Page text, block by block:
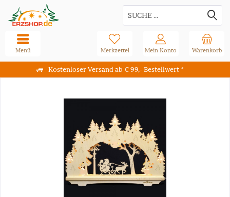
Kostenloser Versand ab € 99,- Bestellwert *
Warenkorb
Merkzettel Mein Konto
Menü